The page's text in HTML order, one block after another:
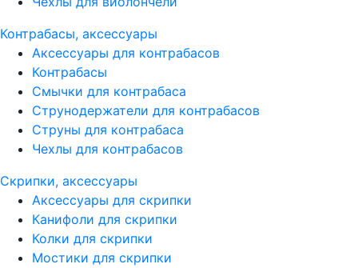
Контрабасы, аксессуары
Аксессуары для контрабасов
Контрабасы
Смычки для контрабаса
Струнодержатели для контрабасов
Струны для контрабаса
Чехлы для контрабасов
Скрипки, аксессуары
Аксессуары для скрипки
Канифоли для скрипки
Колки для скрипки
Мостики для скрипки